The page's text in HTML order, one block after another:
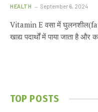
HEALTH September 6, 2024
Vitamin E वसा में
खाद्य पदार्थों में पाया जाता है
TOP POSTS